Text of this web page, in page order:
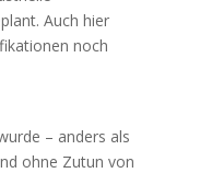
Auch hier
noch
– anders als
ohne Zutun von